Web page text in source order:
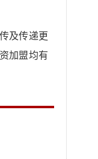
及传递更
加盟均有